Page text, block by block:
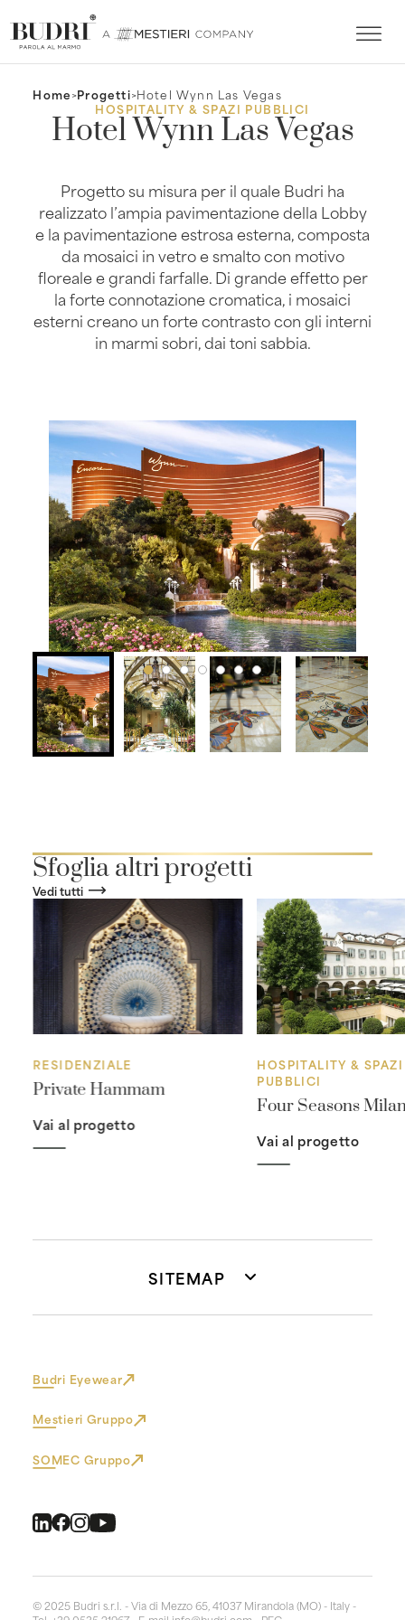
Home>Progetti>Hotel Wynn Las Vegas
HOSPITALITY & SPAZI PUBBLICI
Hotel Wynn Las Vegas
Progetto su misura per il quale Budri ha
realizzato l’ampia pavimentazione della Lobby
e la pavimentazione estrosa esterna, composta
da mosaici in vetro e smalto con motivo
floreale e grandi farfalle. Di grande effetto per
la forte connotazione cromatica, i mosaici
esterni creano un forte contrasto con gli interni
in marmi sobri, dai toni sabbia.
Sfoglia altri progetti
Vedi tutti
RESIDENZIALE
Private Hammam
Vai al progetto
HOSPITALITY & SPAZI
PUBBLICI
Four Seasons
Vai al progetto
SITEMAP
Budri Eyewear
Mestieri Gruppo
SOMEC Gruppo
© 2025 Budri s.r.l. - Via di Mezzo 65, 41037 Mirandola (MO) - Italy -